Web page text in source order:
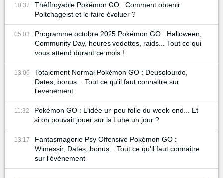
10:37
Théffroyable Pokémon GO : Comment obtenir
Poltchageist et le faire évoluer ?
05:03
Programme octobre 2025 Pokémon GO : Halloween,
Community Day, heures vedettes, raids... Tout ce qui
vous attend durant ce mois !
13:06
Totalement Normal Pokémon GO : Deusolourdo,
Dates, bonus... Tout ce qu'il faut connaitre sur
l'évènement
11:32
Pokémon GO : L'idée un peu folle du week-end... Et
si on pouvait jouer sur la Lune un jour ?
13:17
Fantasmagorie Psy Offensive Pokémon GO :
Wimessir, Dates, bonus... Tout ce qu'il faut connaitre
sur l'évènement